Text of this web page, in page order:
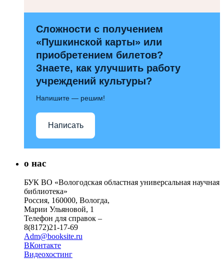
Сложности с получением
«Пушкинской карты» или
приобретением билетов?
Знаете, как улучшить работу
учреждений культуры?
Напишите — решим!
Написать
о нас
БУК ВО «Вологодская областная универсальная научная
библиотека»
Россия, 160000, Вологда,
Марии Ульяновой, 1
Телефон для справок –
8(8172)21-17-69
Adm@booksite.ru
ВКонтакте
Видеохостинг